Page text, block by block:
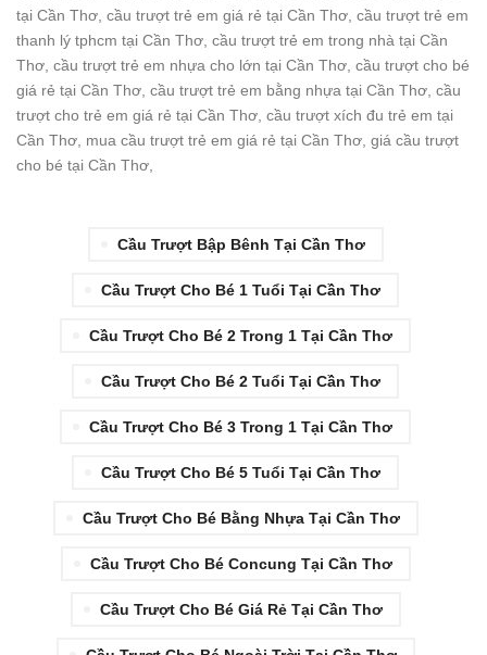
tại Cần Thơ, cầu trượt trẻ em giá rẻ tại Cần Thơ, cầu trượt trẻ em
thanh lý tphcm tại Cần Thơ, cầu trượt trẻ em trong nhà tại Cần
Thơ, cầu trượt trẻ em nhựa cho lớn tại Cần Thơ, cầu trượt cho bé
giá rẻ tại Cần Thơ, cầu trượt trẻ em bằng nhựa tại Cần Thơ, cầu
trượt cho trẻ em giá rẻ tại Cần Thơ, cầu trượt xích đu trẻ em tại
Cần Thơ, mua cầu trượt trẻ em giá rẻ tại Cần Thơ, giá cầu trượt
cho bé tại Cần Thơ,
Cầu Trượt Bập Bênh Tại Cần Thơ
Cầu Trượt Cho Bé 1 Tuổi Tại Cần Thơ
Cầu Trượt Cho Bé 2 Trong 1 Tại Cần Thơ
Cầu Trượt Cho Bé 2 Tuổi Tại Cần Thơ
Cầu Trượt Cho Bé 3 Trong 1 Tại Cần Thơ
Cầu Trượt Cho Bé 5 Tuổi Tại Cần Thơ
Cầu Trượt Cho Bé Bằng Nhựa Tại Cần Thơ
Cầu Trượt Cho Bé Concung Tại Cần Thơ
Cầu Trượt Cho Bé Giá Rẻ Tại Cần Thơ